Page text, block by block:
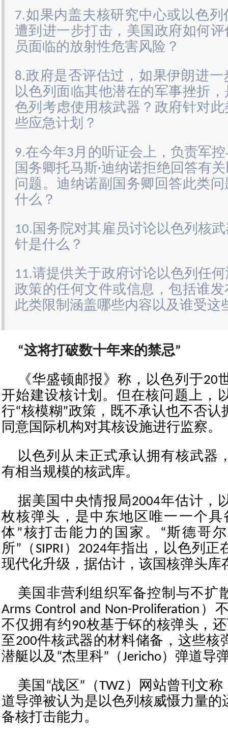
7.如果内盖夫核研究中心或以色
遭到进一步打击，美国政府如何
员面临的放射性危害风险？
8.政府是否评估过，如果伊朗进
以色列面临其他潜在的军事挫折
色列考虑使用核武器？政府针对
些应急计划？
9.在今年3月的听证会上，负责军
国务卿托马斯·迪纳诺拒绝回答有
问题。迪纳诺副国务卿回答此类
什么？
10.国务院对其雇员讨论以色列核
针是什么？
11.请提供关于政府讨论以色列任
政策的任何文件或信息，包括谁
此类限制涵盖哪些内容以及谁受这
“这将打破数十年来的禁忌”
《华盛顿邮报》称，以色列于20
开始建设核计划。但在核问题上，
行“核模糊”政策，既不承认也不否认
同意国际机构对其核设施进行监察。
以色列从未正式承认拥有核武器
有相当规模的核武库。
据美国中央情报局2004年估计，
枚核弹头，是中东地区唯一一个具
体”核打击能力的国家。“斯德哥
所”（SIPRI）2024年指出，以色列
现代化升级，据估计，该国核弹头库
美国非营利组织军备控制与不扩
Arms Control and Non-Proliferation
不仅拥有约90枚基于钚的核弹头，
至200件核武器的材料储备，这些核
潜艇以及“杰里科”（Jericho）弹道导
美国“战区”（TWZ）网站曾刊文
道导弹被认为是以色列核威慑力量的
备核打击能力。